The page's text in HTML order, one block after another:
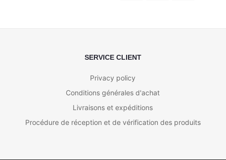
SERVICE CLIENT
Privacy policy
Conditions générales d'achat
Livraisons et expéditions
Procédure de réception et de vérification des produits